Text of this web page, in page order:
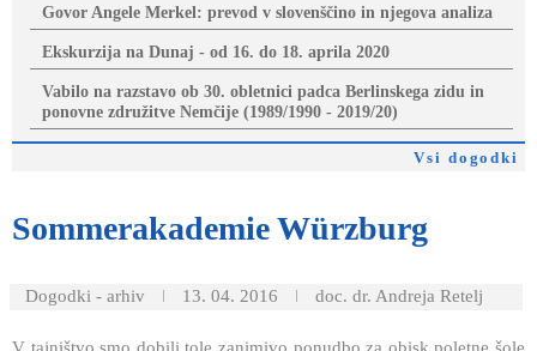
Govor Angele Merkel: prevod v slovenščino in njegova analiza
Ekskurzija na Dunaj - od 16. do 18. aprila 2020
Vabilo na razstavo ob 30. obletnici padca Berlinskega zidu in
ponovne združitve Nemčije (1989/1990 - 2019/20)
Vsi dogodki
SommerakademieWürzburg
Dogodki - arhiv 13. 04. 2016 doc. dr. Andreja Retelj
V tajništvo smo dobili tole zanimivo ponudbo za obisk poletne šole